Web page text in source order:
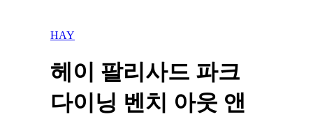
HAY
헤이 팔리사드 파크
다이닝 벤치 아웃 앤